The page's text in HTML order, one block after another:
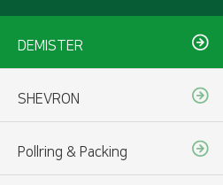
DEMISTER
SHEVRON
Pollring & Packing